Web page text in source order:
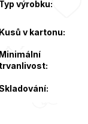
výrobku:
v kartonu:
:
: